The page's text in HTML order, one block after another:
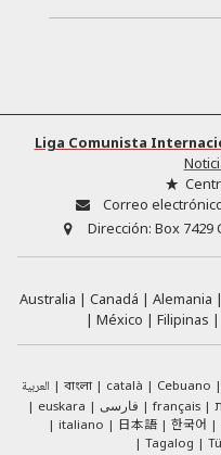
Liga Comunista
Correo
Dirección: Box 7429
Australia
Canadá Alemania
México
Filipinas
العربية বাংলা català Cebuano
euskara
فارسی français
italiano
日本語 한국어
Tagalog